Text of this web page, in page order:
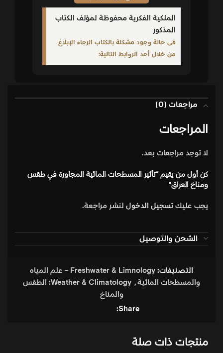
الملكية الفكرية محفوظة لمؤلف الكتاب
المذكور
فى حالة وجود مشكلة بالكتاب الرجاء الإبلاغ
من خلال أحد الروابط التالية:
مراجعات (0)
المراجعات
لا توجد مراجعات بعد.
كن أول من يقيم “تأثير المسطحات المائية المجاورة في طقس
ومناخ العراق”
يجب عليك تسجيل الدخول لنشر مراجعة.
الشحن والتوصيل
التصنيفات:
Freshwater & Limnology - علم المياه
والمسطحات المائية,
Weather & Climatology: الطقس
والمناخ
Share:
منتجات ذات صلة